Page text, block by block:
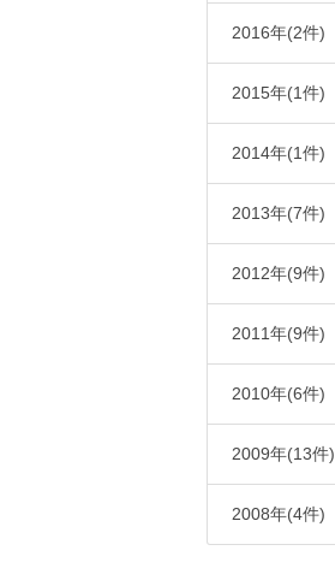
2016年(2件)
2015年(1件)
2014年(1件)
2013年(7件)
2012年(9件)
2011年(9件)
2010年(6件)
2009年(13件)
2008年(4件)